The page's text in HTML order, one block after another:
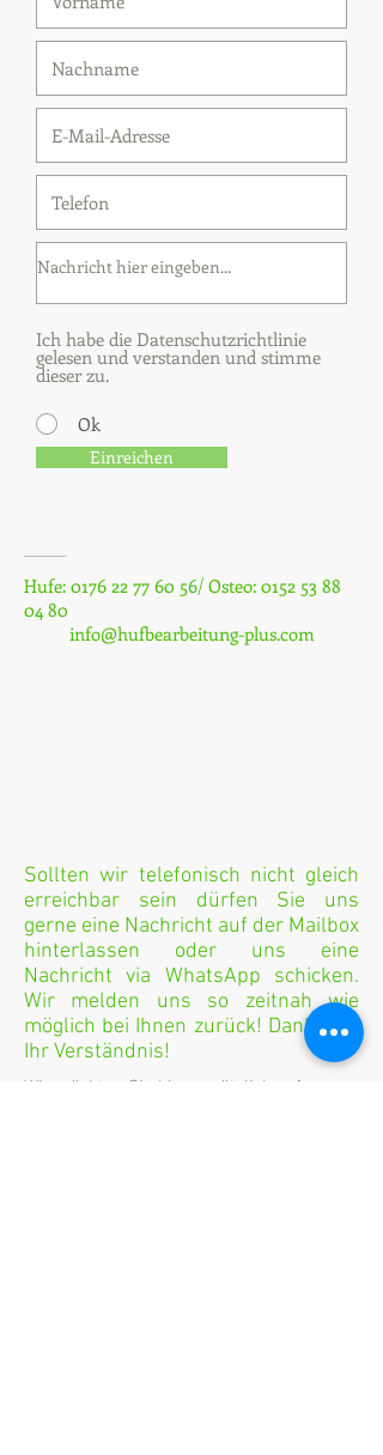
Ich habe die Datenschutzrichtlinie
gelesen und verstanden und stimme
dieser zu.
Ok
Einreichen
Hufe: 0176 22 77 60 56/ Osteo: 0152 53 88
04 80
info@hufbearbeitung-plus.com
Sollten wir telefonisch nicht gleich
erreichbar sein dürfen Sie uns
gerne eine Nachricht auf der Mailbox
hinterlassen oder uns eine
Nachricht via WhatsApp schicken.
Wir melden uns so zeitnah wie
möglich bei Ihnen zurück! Danke für
Ihr Verständnis!
Wir möchten Sie hier zusätzlich auf